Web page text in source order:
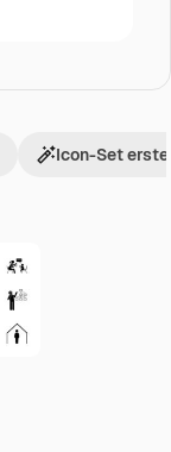
Icon-Set